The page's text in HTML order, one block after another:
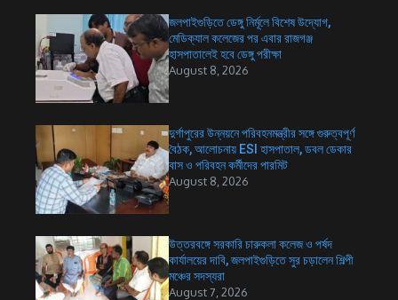
জলপাইগুড়িতে ডেঙ্গু নির্মূলে বিশেষ উদ্যোগ,
মেডিক্যাল কলেজের পর এবার রাজগঞ্জ
হাসপাতালেই হবে ডেঙ্গু পরীক্ষা
August 8, 2026
দুর্গাপুরের উন্নয়নে পরিবহনমন্ত্রীর সঙ্গে গুরুত্বপূর্ণ
বৈঠক, আলোচনায় ESI হাসপাতাল, ডবল ডেকার
বাস ও পরিবহন কর্মীদের পারমিট
August 8, 2026
উত্তরবঙ্গে সরকারি চারুকলা কলেজ ও পর্ষদ
কার্যালয়ের দাবি, জলপাইগুড়িতে সুর চড়ালেন শিল্পী
মঞ্চের সদস্যরা
August 7, 2026